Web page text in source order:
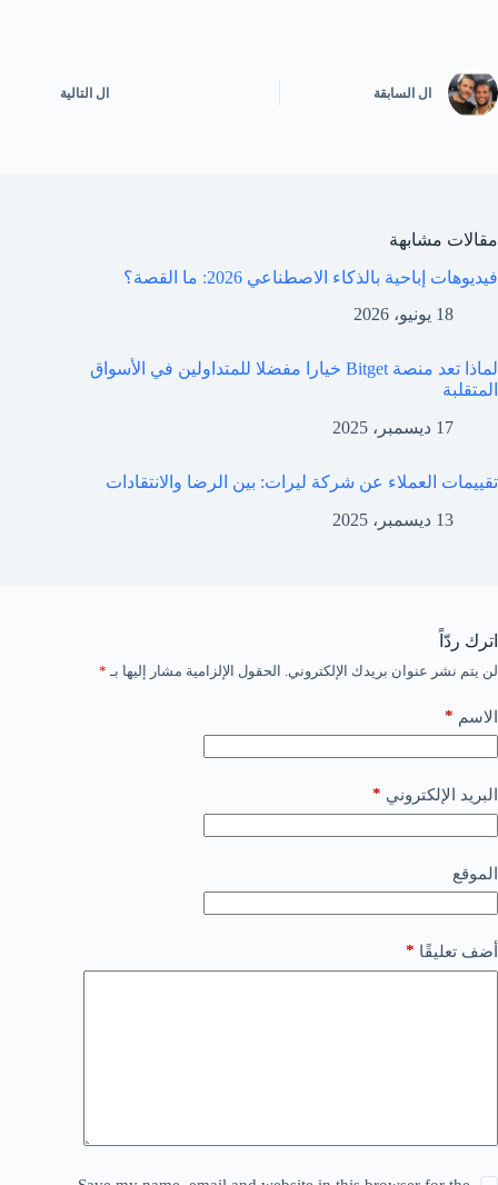
ال السابقة ال التالية
مقالات مشابهة
فيديوهات إباحية بالذكاء الاصطناعي 2026: ما القصة؟
18 يونيو، 2026
لماذا تعد منصة Bitget خيارا مفضلا للمتداولين في الأسواق
المتقلبة
17 ديسمبر، 2025
تقييمات العملاء عن شركة ليرات: بين الرضا والانتقادات
13 ديسمبر، 2025
اترك ردّاً
لن يتم نشر عنوان بريدك الإلكتروني. الحقول الإلزامية مشار إليها بـ *
الاسم *
البريد الإلكتروني *
الموقع
أضف تعليقًا *